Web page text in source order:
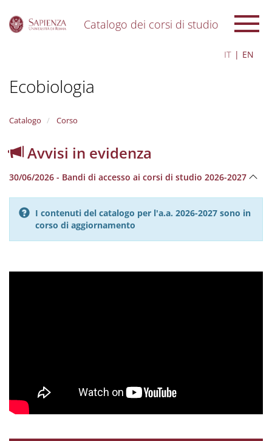
Catalogo dei corsi di studio
IT EN
Ecobiologia
Catalogo Corso
Avvisi in evidenza
30/06/2026 - Bandi di accesso ai corsi di studio 2026-2027
I contenuti del catalogo per l'a.a. 2026-2027 sono in
corso di aggiornamento